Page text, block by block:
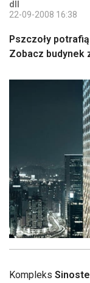
dll
22-09-2008 16:38
Pszczoły
Zobacz budynek
Kompleks